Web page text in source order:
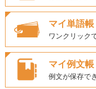
マイ単語帳
ワンクリック
マイ例文帳
例文が保存で